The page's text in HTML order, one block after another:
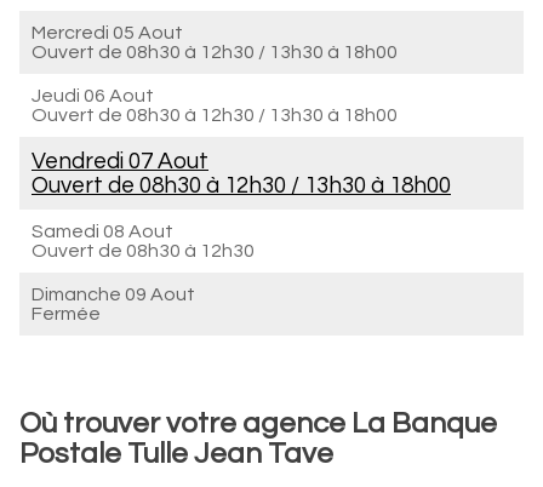
Mercredi 05 Aout
Ouvert de 08h30 à 12h30 / 13h30 à 18h00
Jeudi 06 Aout
Ouvert de 08h30 à 12h30 / 13h30 à 18h00
Vendredi 07 Aout
Ouvert de 08h30 à 12h30 / 13h30 à 18h00
Samedi 08 Aout
Ouvert de 08h30 à 12h30
Dimanche 09 Aout
Fermée
Où trouver votre agence La Banque
Postale Tulle Jean Tave